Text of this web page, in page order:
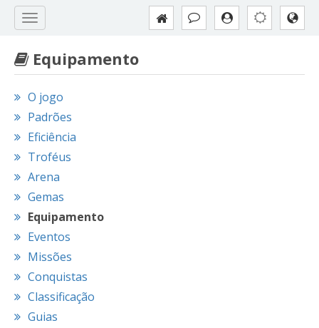
Equipamento
O jogo
Padrões
Eficiência
Troféus
Arena
Gemas
Equipamento
Eventos
Missões
Conquistas
Classificação
Guias